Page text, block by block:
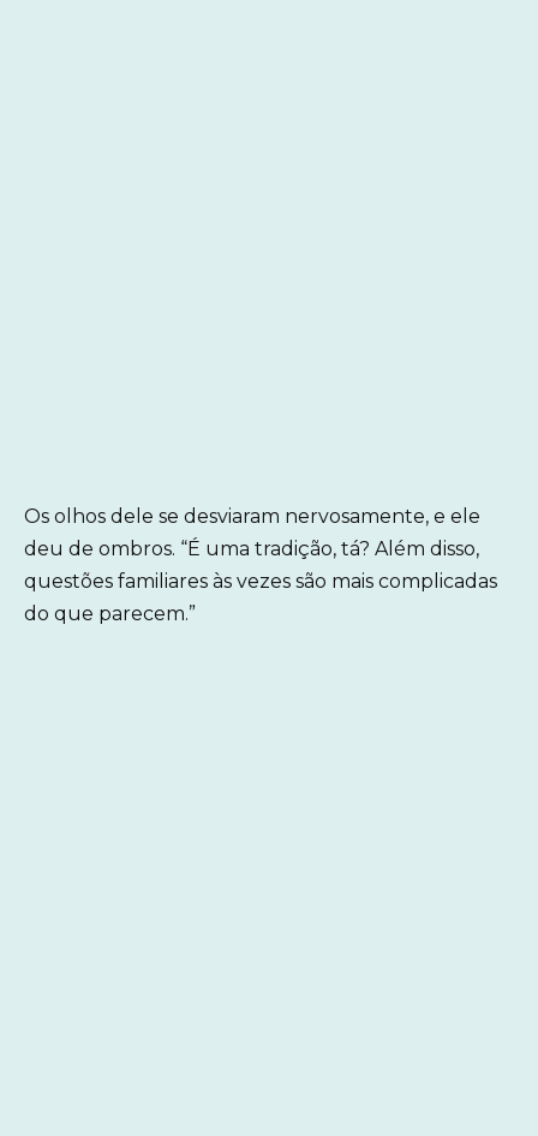
Os olhos dele se desviaram nervosamente, e ele
deu de ombros. “É uma tradição, tá? Além disso,
questões familiares às vezes são mais complicadas
do que parecem.”